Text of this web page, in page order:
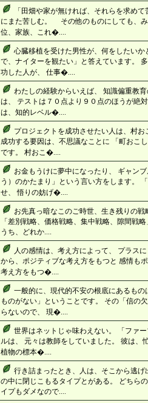
「田畑や家が無ければ、それらを求め
にまた苦しむ。 その他のものにしても、
位、家族、これ�....
心臓移植を受けた男性が、何をしたい
で、ナイターを観たい」と答えています。
功した人が、 仕事�....
わたしの経験からいえば、 知識偏重教
は、 テストは７０点より９０点のほうが絶
は、知的レベル�....
プロジェクトを成功させたい人は、村
成功する要因は、不思議なことに 「町おこ
です。 村おこ�....
お金もうけに夢中になったり、 ギャン
う）のかたまり」という言い方をします。
せ、 悟りの妨げ�....
お先真っ暗なこのご時世、生き残りの
「差別戦略、価格戦略、集中戦略、隙間戦
うち、どれか....
人の感情は、考え方によって、 プラス
から、ポジティブな考え方をもつと 感情も
考え方をもつ�....
一般的に、現代的不安の根底にあるも
ものがない」ということです。 その「信の
らないので、 現�....
世界はネットじゃ味わえない。 「ファ
ルは、 元々は教師をしていました。 彼は、
植物の標本�....
行き詰まったとき、人は、そこから逃
の中に閉じこもるタイプとがある。 どちら
イプもダメなので....